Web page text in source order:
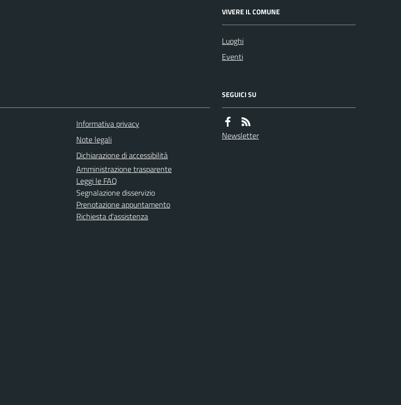
VIVERE IL COMUNE
Luoghi
Eventi
Informativa privacy
Note legali
Dichiarazione di accessibilità
Amministrazione trasparente
Leggi le FAQ
Segnalazione disservizio
Prenotazione appuntamento
Richiesta d'assistenza
SEGUICI SU
Newsletter